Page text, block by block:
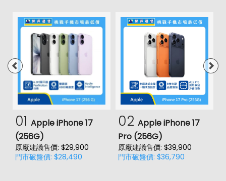
01 Apple iPhone 17
(256G)
原廠建議售價: $29,900
門市破盤價: $28,490
02 Apple iPhone 17
Pro (256G)
原廠建議售價: $39,900
門市破盤價: $36,790